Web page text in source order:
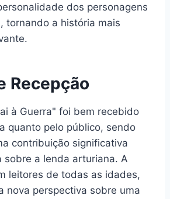
dos personagens
tornando a história mais
Recepção
à Guerra" foi bem recebido
quanto pelo público, sendo
contribuição significativa
sobre a lenda arturiana. A
leitores de todas as idades,
nova perspectiva sobre uma